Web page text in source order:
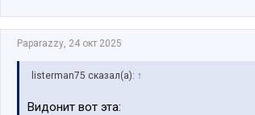
Paparazzy, 24 окт 2025
listerman75 сказал(а): ↑
Видонит вот эта: